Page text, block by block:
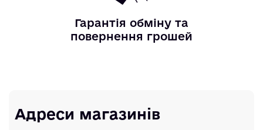
Гарантія обміну та
повернення грошей
Адреси магазинів